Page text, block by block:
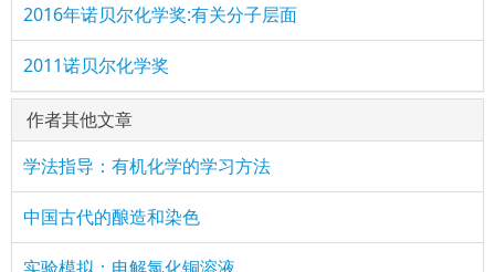
2016年诺贝尔化学奖:有关分子层面
2011诺贝尔化学奖
作者其他文章
学法指导：有机化学的学习方法
中国古代的酿造和染色